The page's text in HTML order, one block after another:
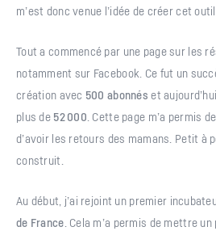
m’est donc venue l’idée de créer cet outil.
Tout a commencé par une page sur les
notamment sur Facebook. Ce fut un
création avec 500 abonnés et
plus de 52 000 . Cette page m’a permis
d’avoir les retours des mamans. Petit à
construit.
Au début, j’ai rejoint un premier
de France . Cela m’a permis de mettre